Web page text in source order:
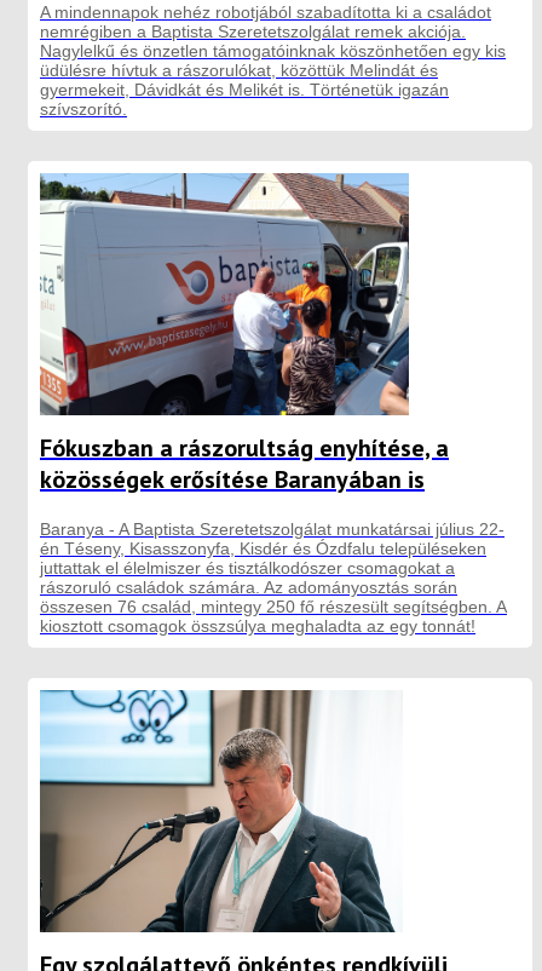
A mindennapok nehéz robotjából szabadította ki a családot
nemrégiben a Baptista Szeretetszolgálat remek akciója.
Nagylelkű és önzetlen támogatóinknak köszönhetően egy kis
üdülésre hívtuk a rászorulókat, közöttük Melindát és
gyermekeit, Dávidkát és Melikét is. Történetük igazán
szívszorító.
Fókuszban a rászorultság enyhítése, a
közösségek erősítése Baranyában is
Baranya - A Baptista Szeretetszolgálat munkatársai július 22-
én Téseny, Kisasszonyfa, Kisdér és Ózdfalu településeken
juttattak el élelmiszer és tisztálkodószer csomagokat a
rászoruló családok számára. Az adományosztás során
összesen 76 család, mintegy 250 fő részesült segítségben. A
kiosztott csomagok összsúlya meghaladta az egy tonnát!
Egy szolgálattevő önkéntes rendkívüli